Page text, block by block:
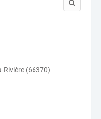
Rivière (66370)